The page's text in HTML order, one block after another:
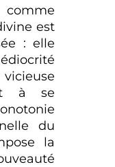
est
: elle
à se
du
la